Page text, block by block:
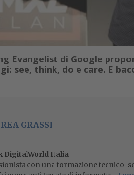
Evangelist di Google
see, think, do e care. E
GRASSI
DigitalWorld Italia
con una formazione tecnico-